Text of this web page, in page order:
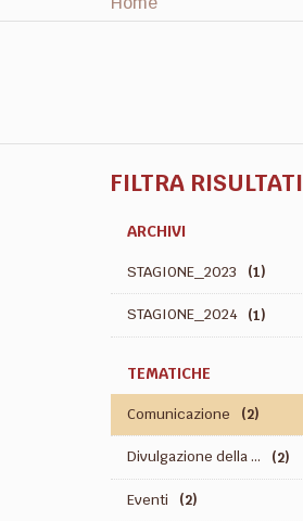
FILTRA RISULTATI
ARCHIVI
STAGIONE_2023 (1)
STAGIONE_2024 (1)
TEMATICHE
Comunicazione (2)
Divulgazione della ... (2)
Eventi (2)